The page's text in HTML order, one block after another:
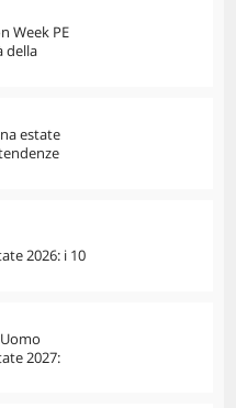
Week PE
della
estate
2026: i 10
2027: